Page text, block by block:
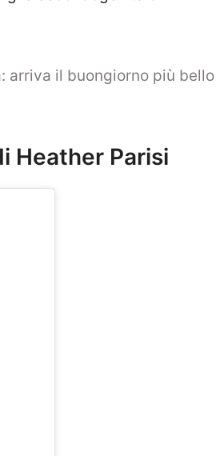
arriva il buongiorno più bello
Heather Parisi